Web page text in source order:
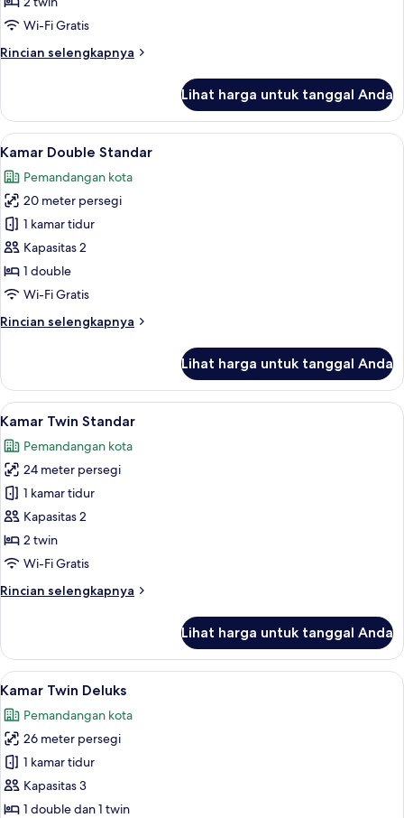
untuk
Standard
Twin
Wi-Fi Gratis
Rincian selengkapnya
Rincian
Standard
Twin
Room
Lihat harga untuk tanggal Anda
Lihat
semua
foto
untuk
Kamar
Double
Standar
Brankas, meja kerja, kedap suara,
6
Kamar Double Standar
Pemandangan kota
20 meter persegi
1 kamar tidur
Kapasitas 2
1 double
Wi-Fi Gratis
Rincian selengkapnya
Rincian
Kamar
Double
Standar
Lihat harga untuk tanggal Anda
Lihat
semua
foto
untuk
Kamar
Twin
Standar
Brankas, meja kerja, kedap suara,
6
Kamar Twin Standar
Pemandangan kota
24 meter persegi
1 kamar tidur
Kapasitas 2
2 twin
Wi-Fi Gratis
Rincian selengkapnya
Rincian
Kamar
Twin
Standar
Lihat harga untuk tanggal Anda
Lihat
semua
foto
untuk
Kamar
Twin
Deluks
Brankas, meja kerja, kedap suara,
6
Kamar Twin Deluks
Pemandangan kota
26 meter persegi
1 kamar tidur
Kapasitas 3
1 double dan 1 twin